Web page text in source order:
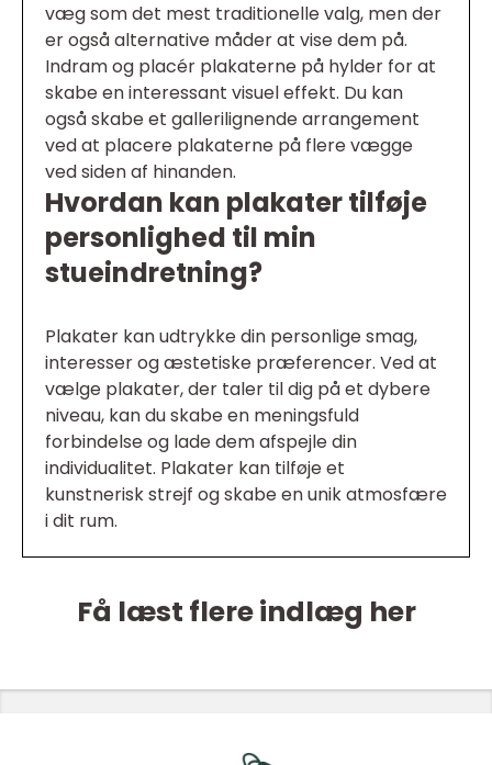
væg som det mest traditionelle valg, men der
er også alternative måder at vise dem på.
Indram og placér plakaterne på hylder for at
skabe en interessant visuel effekt. Du kan
også skabe et gallerilignende arrangement
ved at placere plakaterne på flere vægge
ved siden af hinanden.
Hvordan kan plakater tilføje
personlighed til min
stueindretning?
Plakater kan udtrykke din personlige smag,
interesser og æstetiske præferencer. Ved at
vælge plakater, der taler til dig på et dybere
niveau, kan du skabe en meningsfuld
forbindelse og lade dem afspejle din
individualitet. Plakater kan tilføje et
kunstnerisk strejf og skabe en unik atmosfære
i dit rum.
Få læst flere indlæg her